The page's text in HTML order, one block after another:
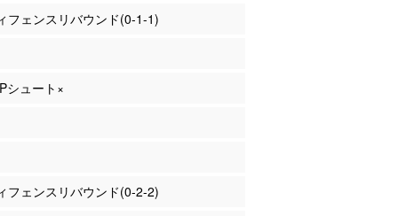
フェンスリバウンド(0-1-1)
シュート×
フェンスリバウンド(0-2-2)